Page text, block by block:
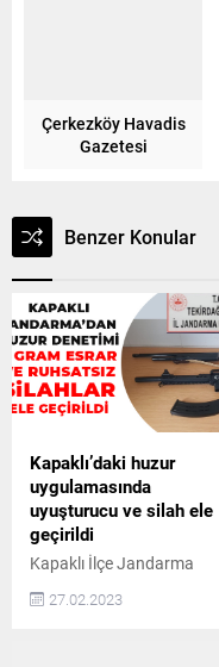
Çerkezköy Havadis
Gazetesi
Benzer Konular
Kapaklı’daki huzur
uygulamasında
uyuşturucu ve silah ele
geçirildi
Kapaklı İlçe Jandarma
Komutanlığı ekiplerince
Pazar günü gerçekleştirilen
27.02.2023